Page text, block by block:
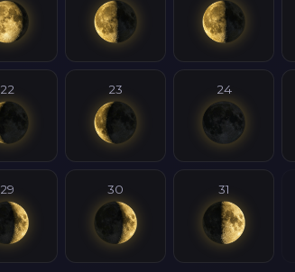
22 23 24
29 30 31